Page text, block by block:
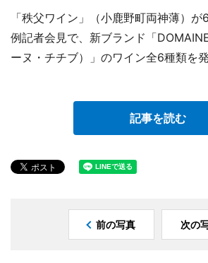
「秩父ワイン」（小鹿野町両神薄）
例記者会見で、新ブランド「
ーヌ・チチブ）」のワイン全6種類を発
記事を読む
前の写真 次の